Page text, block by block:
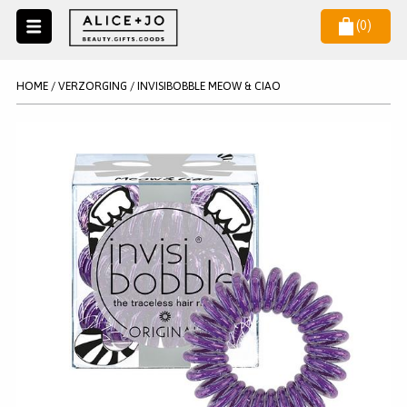
(0)
WAX MELTS
STATIONERY
LEGPUZZELS
MAKE UP ACCESSOIRES
HOME/ VERZORGING / INVISIBOBBLE MEOW & CIAO
NIEUWSBRIEF
AANMELDEN